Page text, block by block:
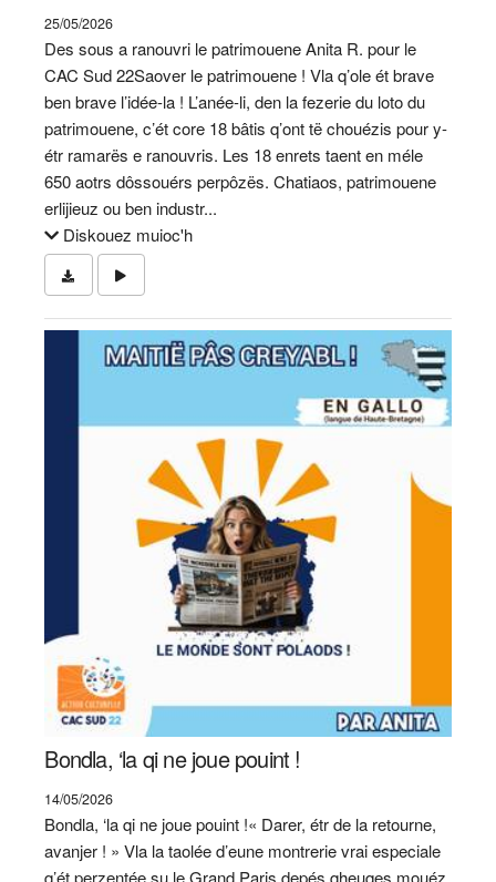
25/05/2026
Des sous a ranouvri le patrimouene Anita R. pour le
CAC Sud 22Saover le patrimouene ! Vla q’ole ét brave
ben brave l’idée-la ! L’anée-li, den la fezerie du loto du
patrimouene, c’ét core 18 bâtis q’ont të chouézis pour y-
étr ramarës e ranouvris. Les 18 enrets taent en méle
650 aotrs dôssouérs perpôzës. Chatiaos, patrimouene
erlijieuz ou ben industr...
Diskouez muioc'h
Bondla, ‘la qi ne joue pouint !
14/05/2026
Bondla, ‘la qi ne joue pouint !« Darer, étr de la retourne,
avanjer ! » Vla la taolée d’eune montrerie vrai especiale
q’ét perzentée su le Grand Paris depés qheuqes mouéz.